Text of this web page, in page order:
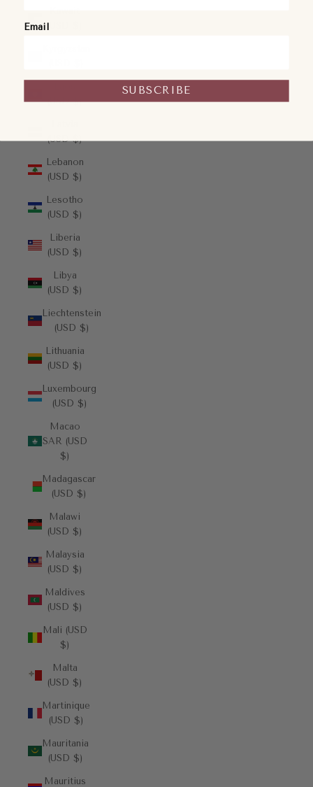
(USD $)
(USD $)
(USD $)
Lebanon
(USD $)
Lesotho
(USD $)
Liberia
(USD $)
Libya
(USD $)
Liechtenstein
(USD $)
Lithuania
(USD $)
Luxembourg
(USD $)
Macao
SAR (USD
$)
Madagascar
(USD $)
Malawi
(USD $)
Malaysia
(USD $)
Maldives
(USD $)
Mali (USD
$)
Malta
(USD $)
Martinique
(USD $)
Mauritania
(USD $)
Mauritius
Email
SUBSCRIBE